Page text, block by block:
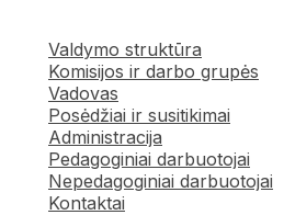
Valdymo struktūra
Komisijos ir darbo grupės
Vadovas
Posėdžiai ir susitikimai
Administracija
Pedagoginiai darbuotojai
Nepedagoginiai darbuotojai
Kontaktai